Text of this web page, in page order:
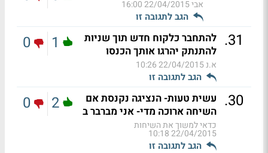
אבי22/04/2015 16:00
הגב לתגובה זו
31
.
להתחבר כלקוח חדש תוך שניות
להתנתק יהרגו אותך הכנסו
א.נ22/04/2015 10:26
הגב לתגובה זו
1
0
30
. עשית טעות- הנציגה נקנסת אם
השיחה ארוכה מדי- אני מברבר ב
כדאי למשוך את השיחות
22/04/2015 10:18
הגב לתגובה זו
2
0